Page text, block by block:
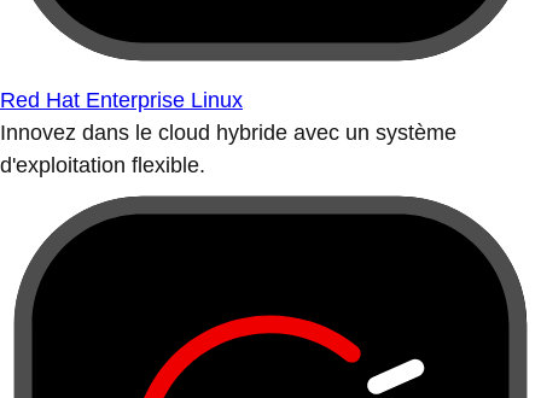
Red Hat Enterprise Linux
Innovez dans le cloud hybride avec un système
d'exploitation flexible.